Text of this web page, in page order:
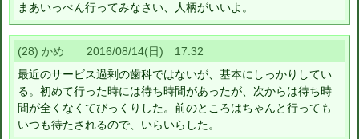
まあいっぺん行ってみなさい、人柄がいいよ。
(28) かめ 2016/08/14(日) 17:32
最近のサービス過剰の歯科ではないが、基本にしっかりしてい
る。初めて行った時には待ち時間があったが、次からは待ち時
間が全くなくてびっくりした。前のところはちゃんと行っても
いつも待たされるので、いらいらした。